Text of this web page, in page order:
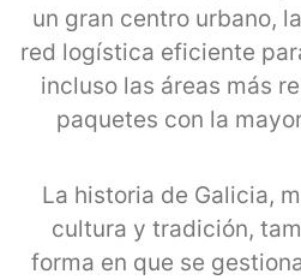
un gran centro urbano,
red logística eficiente
incluso las áreas más
paquetes con la
La historia de Galicia,
cultura y tradición,
forma en que se